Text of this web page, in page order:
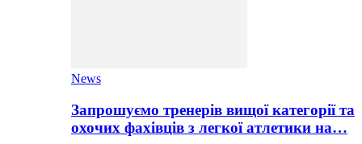
News
Запрошуємо тренерів вищої категорії та
охочих фахівців з легкої атлетики на…